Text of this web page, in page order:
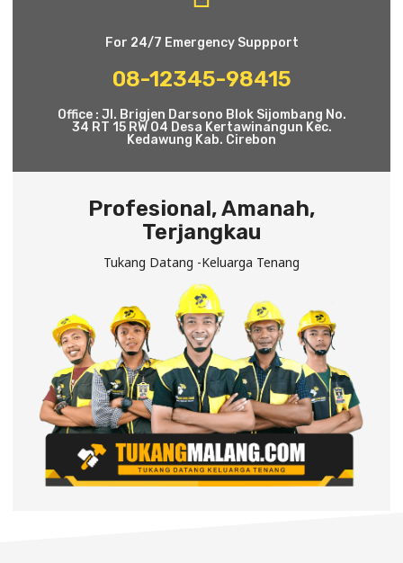
For 24/7 Emergency Suppport
08-12345-98415
Office : Jl. Brigjen Darsono Blok Sijombang No.
34 RT 15 RW 04 Desa Kertawinangun Kec.
Kedawung Kab. Cirebon
Profesional, Amanah,
Terjangkau
Tukang Datang -Keluarga Tenang